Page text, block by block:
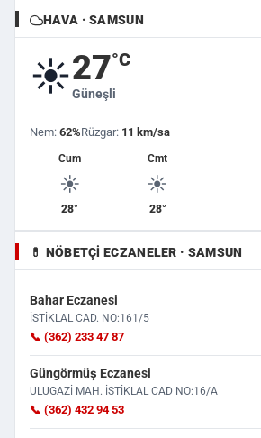
HAVA · SAMSUN
☀️27°C
Güneşli
Nem: 62%Rüzgar: 11 km/sa
Cum
☀️
28°
Cmt
☀️
28°
💊 NÖBETÇI ECZANELER · SAMSUN
Bahar Eczanesi
İSTİKLAL CAD. NO:161/5
📞 (362) 233 47 87
Güngörmüş Eczanesi
ULUGAZİ MAH. İSTİKLAL CAD NO:16/A
📞 (362) 432 94 53